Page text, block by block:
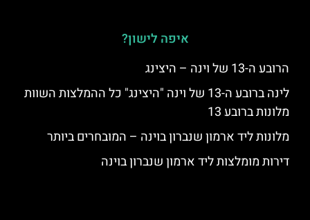
איפה לישון?
הרובע ה-13 של וינה – היצינג
לינה ברובע ה-13 של וינה "היצינג" כל ההמלצות השוות
מלונות ברובע 13
מלונות ליד ארמון שנברון בוינה – המובחרים ביותר
דירות מומלצות ליד ארמון שנברון בוינה